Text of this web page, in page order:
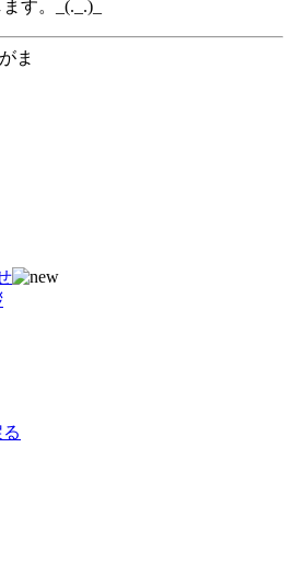
す。_(._.)_